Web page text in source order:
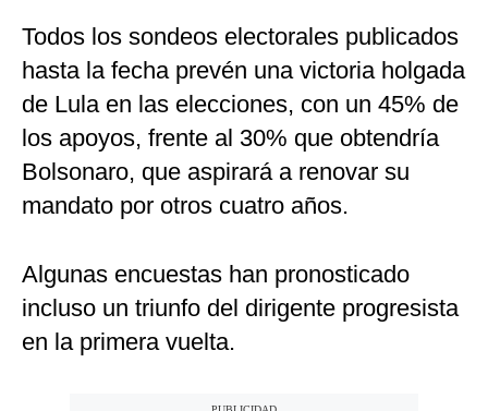
Todos los sondeos electorales publicados
hasta la fecha prevén una victoria holgada
de Lula en las elecciones, con un 45% de
los apoyos, frente al 30% que obtendría
Bolsonaro, que aspirará a renovar su
mandato por otros cuatro años.
Algunas encuestas han pronosticado
incluso un triunfo del dirigente progresista
en la primera vuelta.